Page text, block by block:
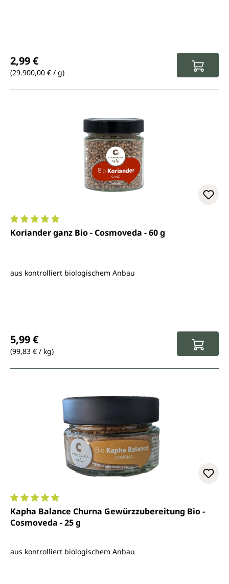
2,99 €
(29.900,00 € / g)
Durchschnittliche Bewertung von 5 von 5 Sternen
Koriander ganz Bio - Cosmoveda - 60 g
aus kontrolliert biologischem Anbau
5,99 €
(99,83 € / kg)
Durchschnittliche Bewertung von 5 von 5 Sternen
Kapha Balance Churna Gewürzzubereitung Bio -
Cosmoveda - 25 g
aus kontrolliert biologischem Anbau